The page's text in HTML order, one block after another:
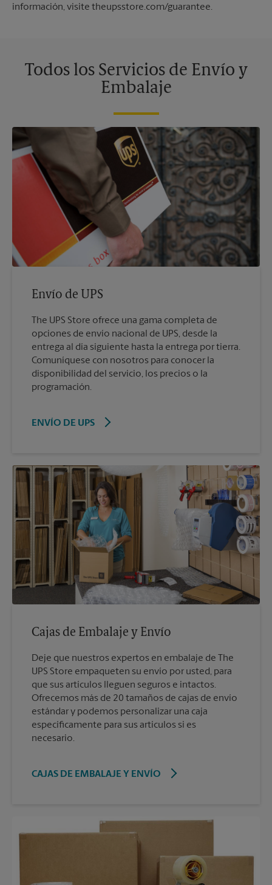
información, visite theupsstore.com/guarantee.
Todos los Servicios de Envío y
Embalaje
Envío de UPS
The UPS Store ofrece una gama completa de
opciones de envío nacional de UPS, desde la
entrega al día siguiente hasta la entrega por tierra.
Comuníquese con nosotros para conocer la
disponibilidad del servicio, los precios o la
programación.
ENVÍO DE UPS
Cajas de Embalaje y Envío
Deje que nuestros expertos en embalaje de The
UPS Store empaqueten su envío por usted, para
que sus artículos lleguen seguros e intactos.
Ofrecemos más de 20 tamaños de cajas de envío
estándar y podemos personalizar una caja
específicamente para sus artículos si es
necesario.
CAJAS DE EMBALAJE Y ENVÍO